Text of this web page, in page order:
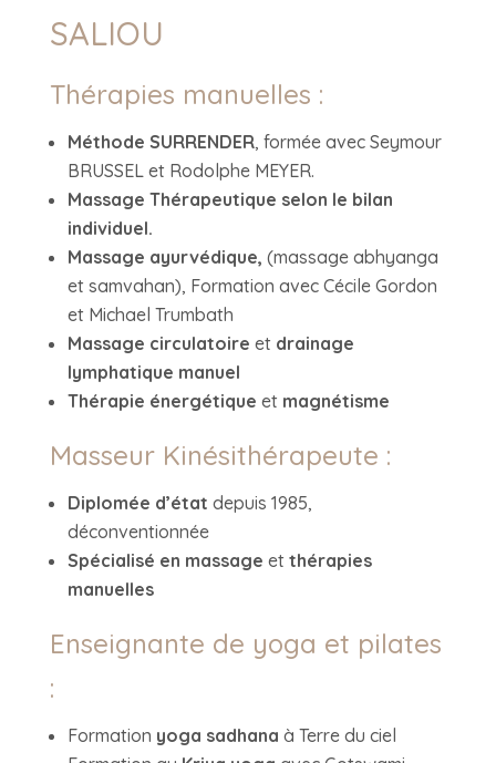
SALIOU
Thérapies manuelles :
Méthode SURRENDER, formée avec Seymour
BRUSSEL et Rodolphe MEYER.
Massage Thérapeutique selon le bilan
individuel.
Massage ayurvédique, (massage abhyanga
et samvahan), Formation avec Cécile Gordon
et Michael Trumbath
Massage circulatoire et drainage
lymphatique manuel
Thérapie énergétique et magnétisme
Masseur Kinésithérapeute :
Diplomée d’état depuis 1985,
déconventionnée
Spécialisé en massage et thérapies
manuelles
Enseignante de yoga et pilates
:
Formation yoga sadhana à Terre du ciel